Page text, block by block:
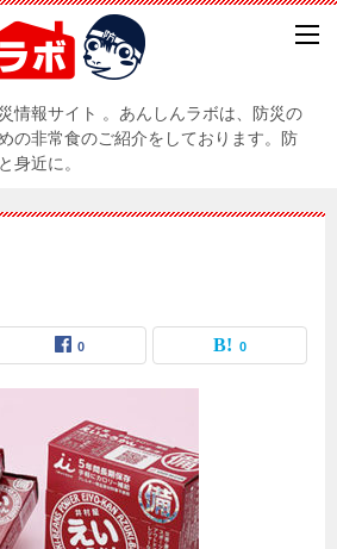
情報サイト 。あんしんラボは、防災の
の非常食のご紹介をしております。防
身近に。
0 0